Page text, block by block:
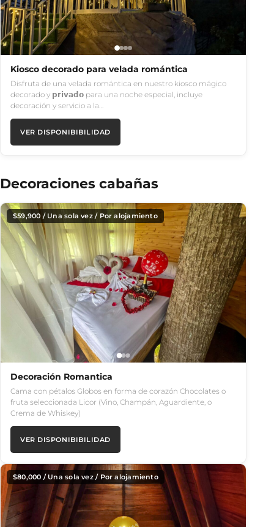
Kiosco decorado para velada romántica
Disfruta de una velada romántica en nuestro kiosco mágico
decorado y 𝗽𝗿𝗶𝘃𝗮𝗱𝗼 para una noche especial, incluye
decoración y servicio a la…
VER DISPONIBIBILIDAD
Decoraciones cabañas
$59,900 / Una sola vez / Por alojamiento
Decoración Romantica
Cama con pétalos Globos en forma de corazón Chocolates o
fruta seleccionada Licor (Vino, Champán, Aguardiente, o
Crema de Whiskey)
VER DISPONIBIBILIDAD
$80,000 / Una sola vez / Por alojamiento